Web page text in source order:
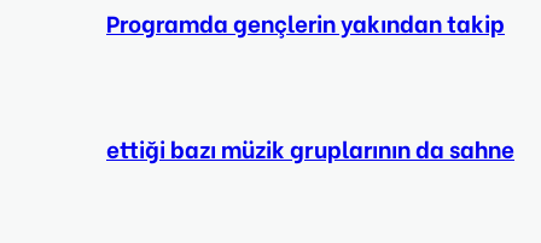
Programda gençlerin yakından takip
ettiği bazı müzik gruplarının da sahne